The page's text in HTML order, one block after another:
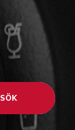
SÖK